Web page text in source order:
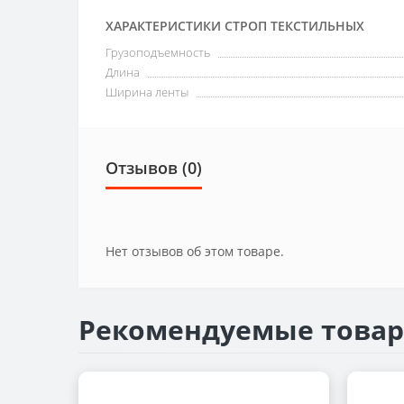
ХАРАКТЕРИСТИКИ СТРОП ТЕКСТИЛЬНЫХ
Грузоподъемность
Длина
Ширина ленты
Отзывов (0)
Нет отзывов об этом товаре.
Рекомендуемые